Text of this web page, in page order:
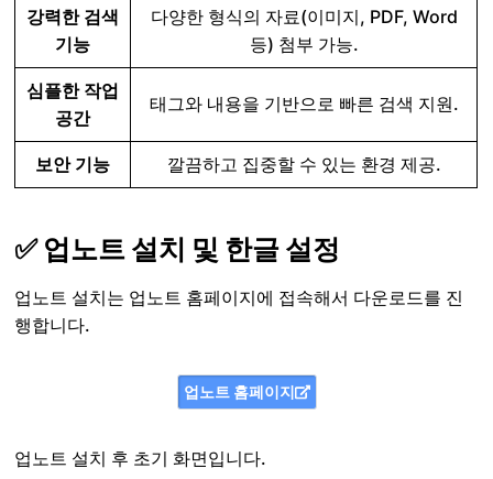
강력한 검색
기능
다양한 형식의 자료(이미지, PDF, Word
등) 첨부 가능.
심플한 작업
공간
태그와 내용을 기반으로 빠른 검색 지원.
보안 기능 깔끔하고 집중할 수 있는 환경 제공.
✅ 업노트 설치 및 한글 설정
업노트 설치는 업노트 홈페이지에 접속해서 다운로드를 진
행합니다.
업노트 홈페이지
업노트 설치 후 초기 화면입니다.